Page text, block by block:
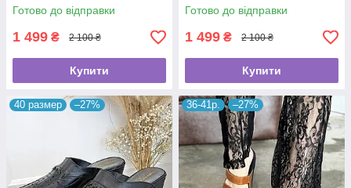
Готово до відправки
1 499 ₴ 2 100 ₴
Купити
Готово до відправки
1 499 ₴ 2 100 ₴
Купити
40 размер –27% 36-41р. –27%